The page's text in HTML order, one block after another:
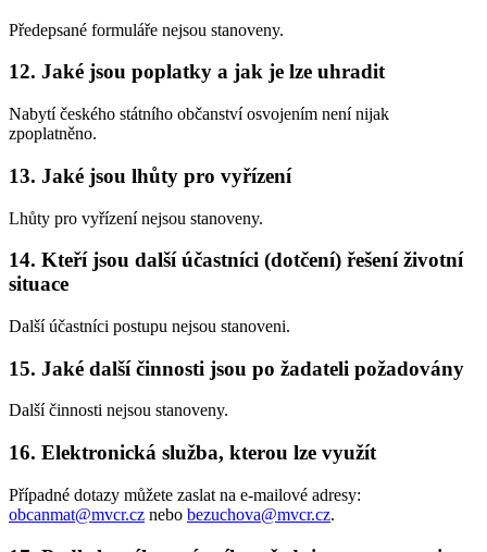
Předepsané formuláře nejsou stanoveny.
12. Jaké jsou poplatky a jak je lze uhradit
Nabytí českého státního občanství osvojením není nijak
zpoplatněno.
13. Jaké jsou lhůty pro vyřízení
Lhůty pro vyřízení nejsou stanoveny.
14. Kteří jsou další účastníci (dotčení) řešení životní
situace
Další účastníci postupu nejsou stanoveni.
15. Jaké další činnosti jsou po žadateli požadovány
Další činnosti nejsou stanoveny.
16. Elektronická služba, kterou lze využít
Případné dotazy můžete zaslat na e-mailové adresy:
obcanmat@mvcr.cz nebo bezuchova@mvcr.cz.